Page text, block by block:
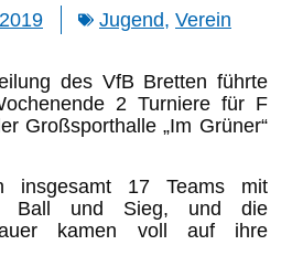
Jugend, Verein
des VfB Bretten führte
2 Turniere für F
Großsporthalle „Im Grüner“
insgesamt 17 Teams mit
Ball und Sieg, und die
kamen voll auf ihre